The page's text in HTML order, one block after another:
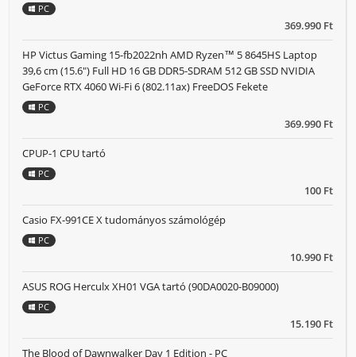
369.990 Ft
PC
369.990 Ft
HP Victus Gaming 15-fb2022nh AMD Ryzen™ 5 8645HS Laptop
39,6 cm (15.6") Full HD 16 GB DDR5-SDRAM 512 GB SSD NVIDIA
GeForce RTX 4060 Wi-Fi 6 (802.11ax) FreeDOS Fekete
PC
100 Ft
CPUP-1 CPU tartó
PC
10.990 Ft
Casio FX-991CE X tudományos számológép
PC
15.190 Ft
ASUS ROG Herculx XH01 VGA tartó (90DA0020-B09000)
PC
The Blood of Dawnwalker Day 1 Edition - PC